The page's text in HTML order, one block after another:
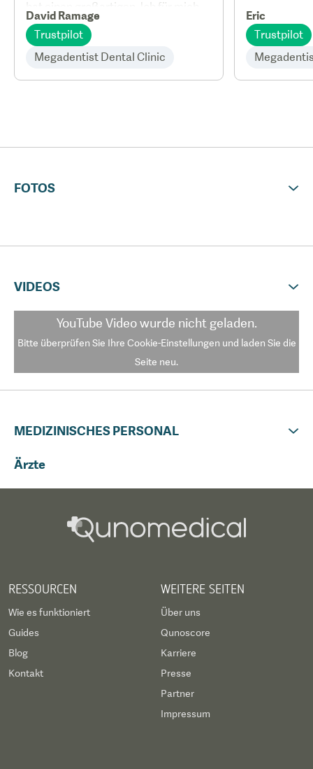
hat einen großartigen Job für mich
gemacht.
David Ramage
Trustpilot
Megadentist Dental Clinic
Eric
Trustpilot
FOTOS
VIDEOS
YouTube Videowurde nicht geladen.
Bitte überprüfen Sie Ihre Cookie-Einstellungen und laden Sie die
Seite neu.
MEDIZINISCHES PERSONAL
Ärzte
RESSOURCEN
Wie es funktioniert
Guides
Blog
Kontakt
WEITERE SEITEN
Über uns
Qunoscore
Karriere
Presse
Partner
Impressum